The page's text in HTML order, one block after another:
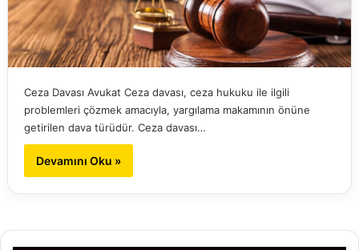
Ceza Davası Avukat Ceza davası, ceza hukuku ile ilgili
problemleri çözmek amacıyla, yargılama makamının önüne
getirilen dava türüdür. Ceza davası…
Devamını Oku »